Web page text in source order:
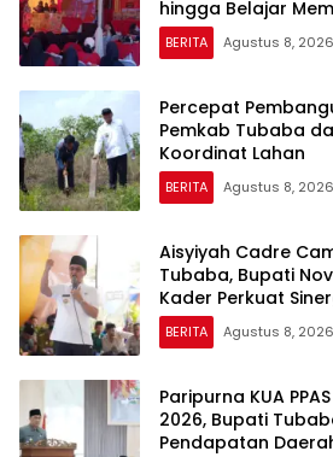
hingga Belajar
BERITA Agustus 8, 2026
Percepat
Pemkab Tubaba
Koordinat Lahan
BERITA Agustus 8, 2026
Aisyiyah Cadre
Tubaba, Bupati
Kader Perkuat
BERITA Agustus 8, 2026
Paripurna KUA
2026, Bupati
Pendapatan